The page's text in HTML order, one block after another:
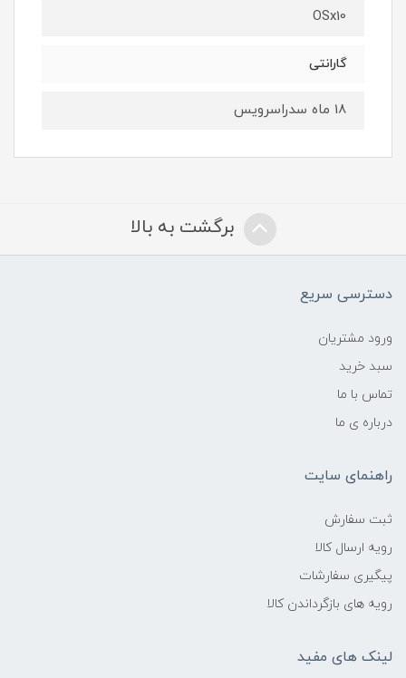
OSx10
گارانتی
18 ماه سدراسرویس
برگشت به بالا
دسترسی سریع
ورود مشتریان
سبد خرید
تماس با ما
درباره ی ما
راهنمای سایت
ثبت سفارش
رویه ارسال کالا
پیگیری سفارشات
رویه های بازگرداندن کالا
لینک های مفید